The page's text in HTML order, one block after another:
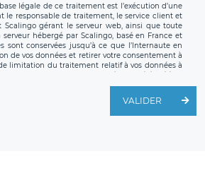
légale de ce traitement est l’exécution d’une
le responsable de traitement, le service client et
gérant le serveur web, ainsi que toute
hébergé par Scalingo, basé en France et
sont conservées jusqu’à ce que l’Internaute en
de vos données et retirer votre consentement à
limitation du traitement relatif à vos données à
exercer ces droits auprès du délégué à la
et est joignable à l’adresse mail suivante :
le droit d’introduire une réclamation
VALIDER